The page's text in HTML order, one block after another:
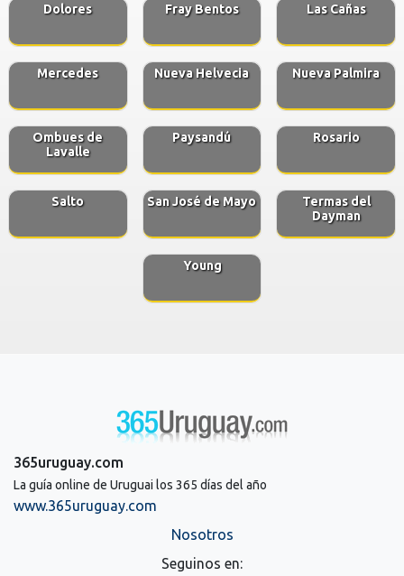
Dolores Fray Bentos Las Cañas
Mercedes Nueva Helvecia Nueva Palmira
Ombues de
Lavalle
Paysandú Rosario
Salto San José de Mayo
Termas del
Dayman
Young
365uruguay.com
La guía online de Uruguai los 365 días del año
www.365uruguay.com
Nosotros
Seguinos en: